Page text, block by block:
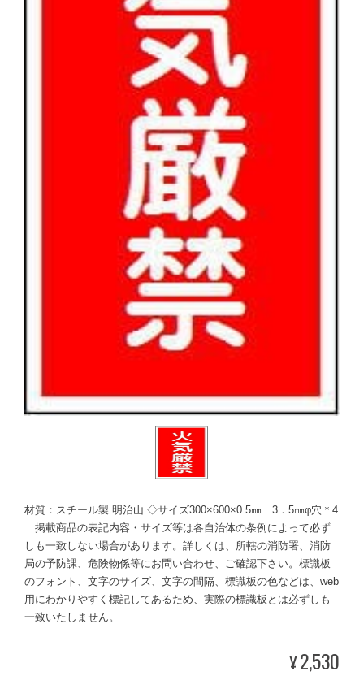
材質：スチール製 明治山 ◇サイズ300×600×0.5㎜ 3．5㎜φ穴＊4
掲載商品の表記内容・サイズ等は各自治体の条例によって必ず
しも一致しない場合があります。詳しくは、所轄の消防署、消防
局の予防課、危険物係等にお問い合わせ、ご確認下さい。標識板
のフォント、文字のサイズ、文字の間隔、標識板の色などは、web
用にわかりやすく標記してあるため、実際の標識板とは必ずしも
一致いたしません。
¥2,530